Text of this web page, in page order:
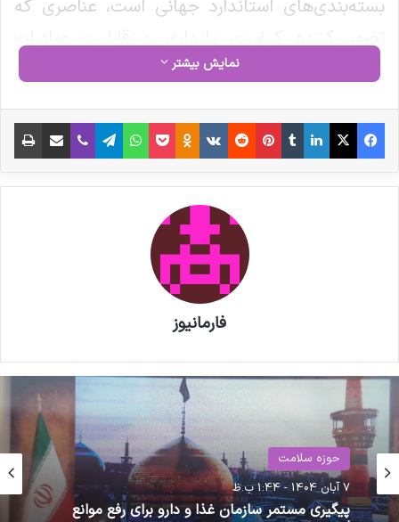
بسته‌بندی‌های استاندارد جهانی است، عناصری که
داروی ایرانی‌اند.
تمرکز فارمکس بر بسته‌بندی؛ از ظاهر تا اصالت دارو
بسته‌بندی در صنعت دارو، دیگر فقط یک پوشش
فیزیکی نیست؛ بلکه بخش جدایی‌ناپذیر از ایمنی،
در سال‌های اخیر، فارمکس بستری ایجاد کرده تا
تولیدکنندگان بسته‌بندی:
پزشکیان به نمایشگاه «ایران هلث»
رفت
مصاحبه مشاور سندیکای تولید
نمایش بیشتر
فیس بوک X لینکدین ‫تامبلر ‫پین‌ترست ‫رددیت ‫VKontakte
‫Odnoklassniki پاکت واتس آپ تلگرام وایبر اشتراک گذاری از طریق ایمیل
فارمانیوز
حوزه سلامت
7 آبان 1404 - 1:44 ب.ظ
حوزه سلامت
25 آبان 1400 - 6:54 ب.ظ